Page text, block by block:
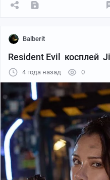
Balberit
Resident Evil косплей
4 года назад 0